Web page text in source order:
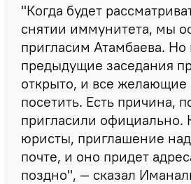
"Когда будет
снятии иммунитета, мы
пригласим Атамбаева. Но
предыдущие заседания
открыто, и все желающие
посетить. Есть причина,
пригласили официально.
юристы, приглашение
почте, и оно придет
поздно", — сказал